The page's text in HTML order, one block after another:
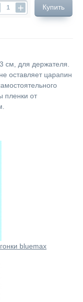
+ Купить
см, для держателя.
оставляет царапин
пленки от
bluemax